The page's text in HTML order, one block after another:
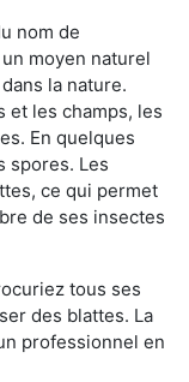
nom de
moyen naturel
la nature.
et les champs, les
En quelques
spores. Les
ce qui permet
de ses insectes
tous ses
des blattes. La
professionnel en